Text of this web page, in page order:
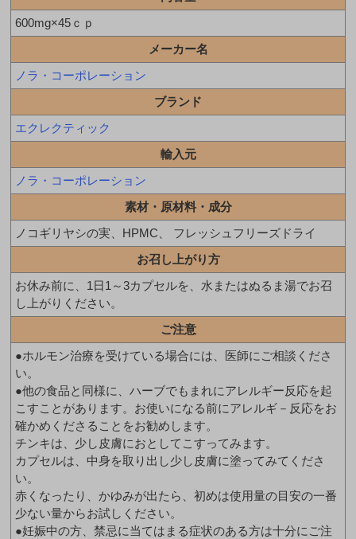
600mg×45ｃｐ
メーカー名
ノラ・コーポレーション
ブランド
エクレクティック
輸入元
ノラ・コーポレーション
素材・原材料・成分
ノコギリヤシの実、HPMC、 フレッシュフリーズドライ
お召し上がり方
お休み前に、1日1～3カプセルを、水またはぬるま湯でお召
し上がりください。
ご注意
●ホルモン治療を受けている場合には、医師にご相談くださ
い。
●他の食品と同様に、ハーブでもまれにアレルギー反応を起
こすことがあります。お使いになる前にアレルギ－反応をお
確かめくださることをお勧めします。
チンキは、少し皮膚におとしてこすってみます。
カプセルは、中身を取り出し少し皮膚に塗ってみてくださ
い。
赤くなったり、かゆみが出たら、初めは使用量の目安の一番
少ない量からお試しください。
●妊娠中の方、禁忌に当てはまる症状のある方は十分にご注